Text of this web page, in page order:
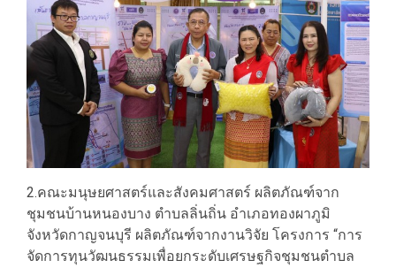
2.คณะมนุษยศาสตร์และสังคมศาสตร์ ผลิตภัณฑ์จาก
ชุมชนบ้านหนองบาง ตำบลลิ่นถิ่น อำเภอทองผาภูมิ
จังหวัดกาญจนบุรี ผลิตภัณฑ์จากงานวิจัย โครงการ “การ
จัดการทุนวัฒนธรรมเพื่อยกระดับเศรษฐกิจชุมชนตำบล